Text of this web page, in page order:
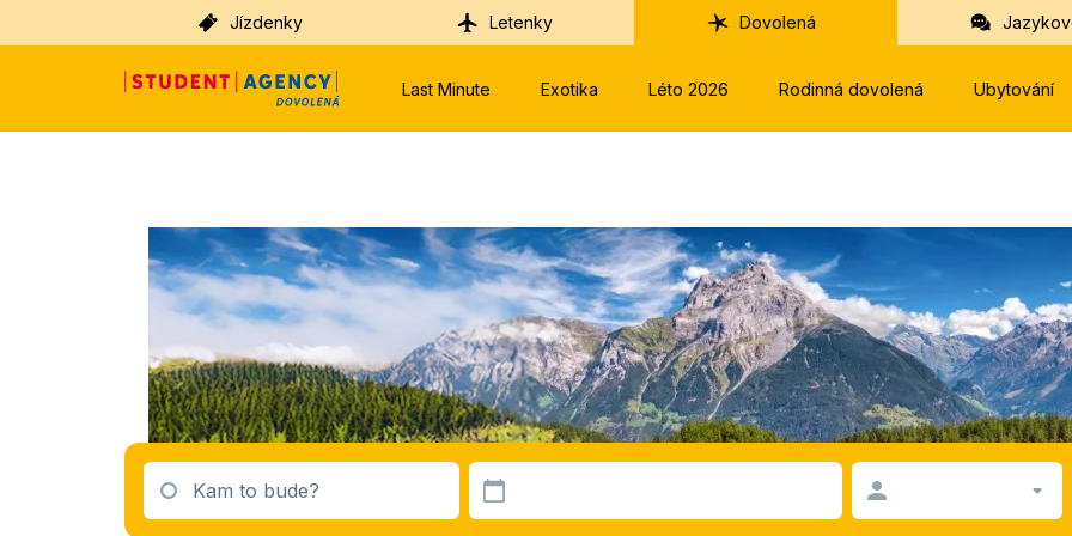
Jízdenky Letenky Dovolená
Last Minute Exotika Léto 2026 Rodinná dovolená Ubytování
Kam to bude?